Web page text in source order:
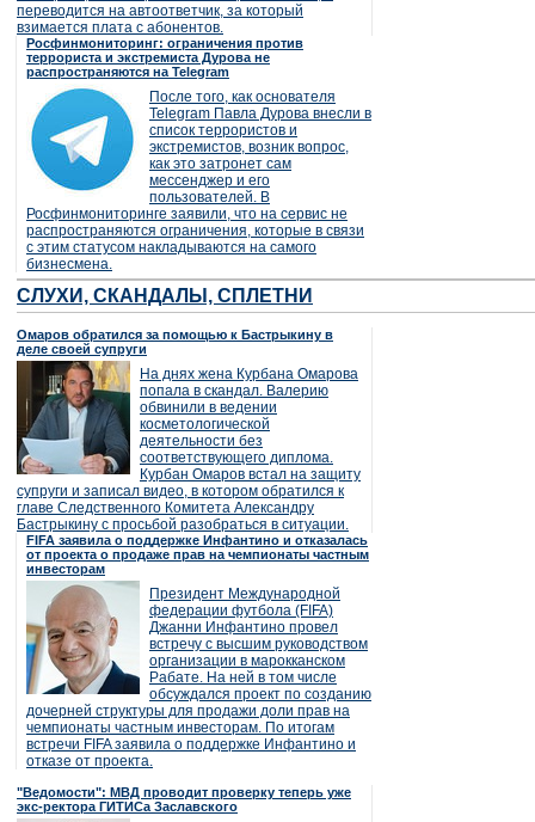
переводится на автоответчик, за который
взимается плата с абонентов.
Росфинмониторинг: ограничения против
террориста и экстремиста Дурова не
распространяются на Telegram
После того, как основателя
Telegram Павла Дурова внесли в
список террористов и
экстремистов, возник вопрос,
как это затронет сам
мессенджер и его
пользователей. В
Росфинмониторинге заявили, что на сервис не
распространяются ограничения, которые в связи
с этим статусом накладываются на самого
бизнесмена.
СЛУХИ, СКАНДАЛЫ, СПЛЕТНИ
Омаров обратился за помощью к Бастрыкину в
деле своей супруги
На днях жена Курбана Омарова
попала в скандал. Валерию
обвинили в ведении
косметологической
деятельности без
соответствующего диплома.
Курбан Омаров встал на защиту
супруги и записал видео, в котором обратился к
главе Следственного Комитета Александру
Бастрыкину с просьбой разобраться в ситуации.
FIFA заявила о поддержке Инфантино и отказалась
от проекта о продаже прав на чемпионаты частным
инвесторам
Президент Международной
федерации футбола (FIFA)
Джанни Инфантино провел
встречу с высшим руководством
организации в марокканском
Рабате. На ней в том числе
обсуждался проект по созданию
дочерней структуры для продажи доли прав на
чемпионаты частным инвесторам. По итогам
встречи FIFA заявила о поддержке Инфантино и
отказе от проекта.
"Ведомости": МВД проводит проверку теперь уже
экс-ректора ГИТИСа Заславского